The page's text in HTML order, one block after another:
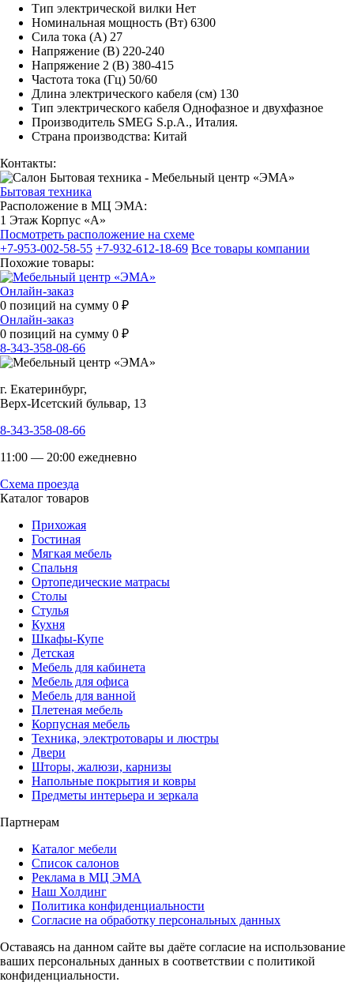
Тип электрической вилки Нет
Номинальная мощность (Вт) 6300
Сила тока (А) 27
Напряжение (В) 220-240
Напряжение 2 (В) 380-415
Частота тока (Гц) 50/60
Длина электрического кабеля (см) 130
Тип электрического кабеля Однофазное и двухфазное
Производитель SMEG S.p.A., Италия.
Страна производства: Китай
Контакты:
Бытовая техника
Расположение в МЦ ЭМА:
1 Этаж Корпус «А»
Посмотреть расположение на схеме
+7-953-002-58-55 +7-932-612-18-69 Все товары компании
Похожие товары:
Онлайн-заказ
0 позиций на сумму 0 ₽
Онлайн-заказ
0 позиций на сумму 0 ₽
8-343-358-08-66
г. Екатеринбург,
Верх-Исетский бульвар, 13
8-343-358-08-66
11:00 — 20:00 ежедневно
Схема проезда
Каталог товаров
Прихожая
Гостиная
Мягкая мебель
Спальня
Ортопедические матрасы
Столы
Стулья
Кухня
Шкафы-Купе
Детская
Мебель для кабинета
Мебель для офиса
Мебель для ванной
Плетеная мебель
Корпусная мебель
Техника, электротовары и люстры
Двери
Шторы, жалюзи, карнизы
Напольные покрытия и ковры
Предметы интерьера и зеркала
Партнерам
Каталог мебели
Список салонов
Реклама в МЦ ЭМА
Наш Холдинг
Политика конфиденциальности
Согласие на обработку персональных данных
Оставаясь на данном сайте вы даёте согласие на использование
ваших персональных данных в соответствии с политикой
конфиденциальности.